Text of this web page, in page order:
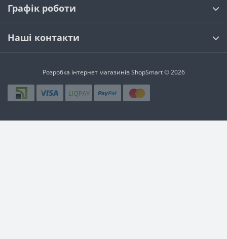
Графік роботи
Наші контакти
Розробка інтернет магазинівShopSmart © 2026